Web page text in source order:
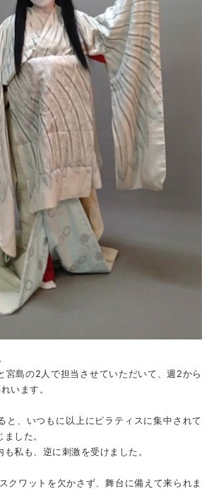
宮島の2人で担当させていただいて、週2から
います。
と、いつもに以上にピラティスに集中されて
した。
私も、逆に刺激を受けました。
クワットを欠かさず、舞台に備えて来られま